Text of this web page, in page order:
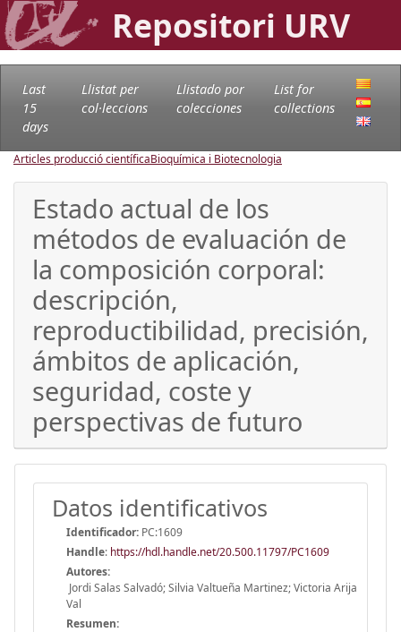
Repositori URV
Last
15
days
Llistat per
col·leccions
Llistado por
colecciones
List for
collections
Articles producció científicaBioquímica i Biotecnologia
Estado actual de los
métodos de evaluación de
la composición corporal:
descripción,
reproductibilidad, precisión,
ámbitos de aplicación,
seguridad, coste y
perspectivas de futuro
Datos identificativos
Identificador: PC:1609
Handle: https://hdl.handle.net/20.500.11797/PC1609
Autores:
Jordi Salas Salvadó; Silvia Valtueña Martinez; Victoria Arija
Val
Resumen: